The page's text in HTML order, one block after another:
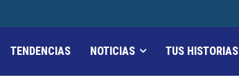
TENDENCIAS NOTICIAS TUS HISTORIAS